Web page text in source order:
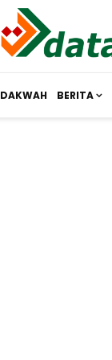
DAKWAH BERITA